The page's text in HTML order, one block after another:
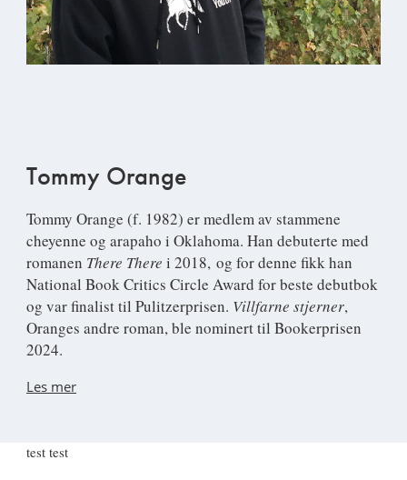
Tommy Orange
Tommy Orange (f. 1982) er medlem av stammene
cheyenne og arapaho i Oklahoma. Han debuterte med
romanen There There i 2018, og for denne fikk han
National Book Critics Circle Award for beste debutbok
og var finalist til Pulitzerprisen. Villfarne stjerner,
Oranges andre roman, ble nominert til Bookerprisen
2024.
Les mer
test test